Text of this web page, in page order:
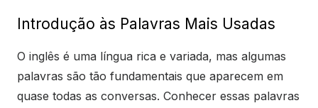
Introdução às Palavras Mais Usadas
O inglês é uma língua rica e variada, mas algumas
palavras são tão fundamentais que aparecem em
quase todas as conversas. Conhecer essas palavras